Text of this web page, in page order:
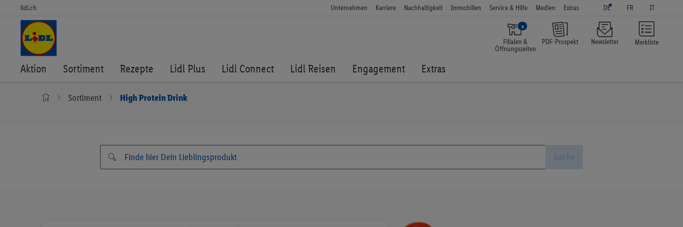
Merkliste
lidl.ch Unternehmen Karriere Nachhaltigkeit Immobilien Service & Hilfe Medien Extras DE FR IT
x
Filialen &
Öffnungszeiten
PDF-Prospekt Newsletter
Aktion Sortiment Rezepte Lidl Plus Lidl Connect Lidl Reisen Engagement Extras
Sortiment High Protein Drink